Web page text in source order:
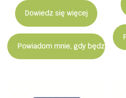
Dowiedz się więcej
Powiadom mnie, gdy będzie